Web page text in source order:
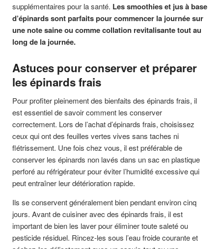
supplémentaires pour la santé. Les smoothies et jus à base
d’épinards sont parfaits pour commencer la journée sur
une note saine ou comme collation revitalisante tout au
long de la journée.
Astuces pour conserver et préparer
les épinards frais
Pour profiter pleinement des bienfaits des épinards frais, il
est essentiel de savoir comment les conserver
correctement. Lors de l’achat d’épinards frais, choisissez
ceux qui ont des feuilles vertes vives sans taches ni
flétrissement. Une fois chez vous, il est préférable de
conserver les épinards non lavés dans un sac en plastique
perforé au réfrigérateur pour éviter l’humidité excessive qui
peut entraîner leur détérioration rapide.
Ils se conservent généralement bien pendant environ cinq
jours. Avant de cuisiner avec des épinards frais, il est
important de bien les laver pour éliminer toute saleté ou
pesticide résiduel. Rincez-les sous l’eau froide courante et